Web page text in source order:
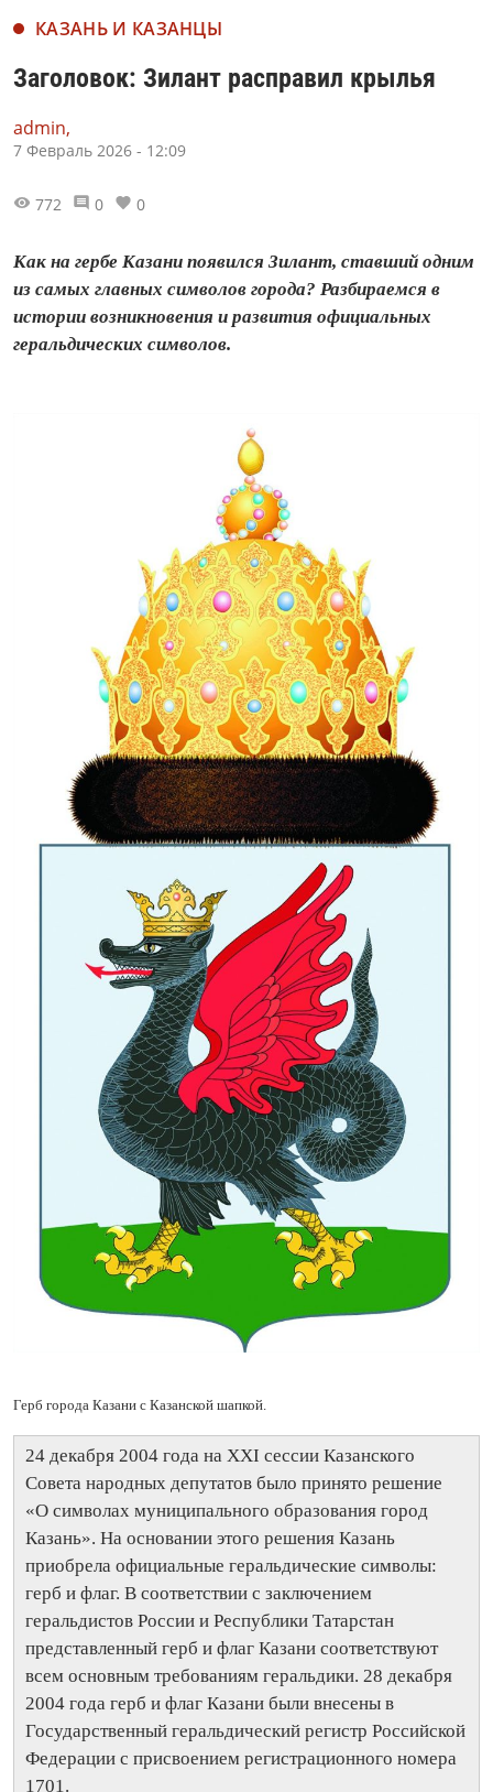
КАЗАНЬ И КАЗАНЦЫ
Заголовок: Зилант расправил крылья
admin,
7 Февраль 2026 - 12:09
772 0 0
Как на гербе Казани появился Зилант, ставший одним
из самых главных символов города? Разбираемся в
истории возникновения и развития официальных
геральдических символов.
Герб города Казани с Казанской шапкой.
24 декабря 2004 года на XXI сессии Казанского
Совета народных депутатов было принято решение
«О символах муниципального образования город
Казань». На основании этого решения Казань
приобрела официальные геральдические символы:
герб и флаг. В соответствии с заключением
геральдистов России и Республики Татарстан
представленный герб и флаг Казани соответствуют
всем основным требованиям геральдики. 28 декабря
2004 года герб и флаг Казани были внесены в
Государственный геральдический регистр Российской
Федерации с присвоением регистрационного номера
1701.